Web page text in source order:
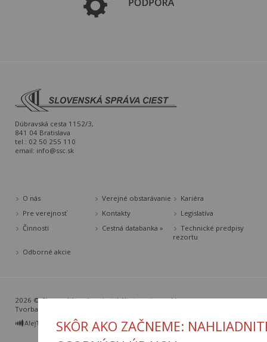
SKÔR AKO ZAČNEME:
Dúbravská cesta 1152/3,
841 04 Bratislava
tel.: 02 50 255 110
email: info@ssc.sk
O nás Verejné obstarávanie
Kariéra
Pre verejnosť
Kontakty
Legislatíva
Činnosti
Cestná databanka »
Technické predpisy
rezortu
Odborné akcie
2026 © Slovenská správa ciest |Nastavenia cookies
Tvorba web stránok